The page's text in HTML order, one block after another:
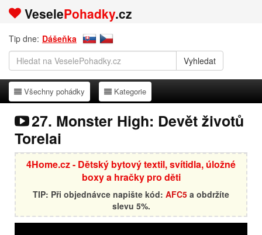
VeselePohadky.cz
Tip dne: Dášeňka
Všechny pohádky
Všechny pohádky Kategorie
Kategorie
27. Monster High: Devět životů
Torelai
4Home.cz - Dětský bytový textil, svítidla, úložné
boxy a hračky pro děti
TIP: Při objednávce napište kód: AFC5 a obdržíte
slevu 5%.